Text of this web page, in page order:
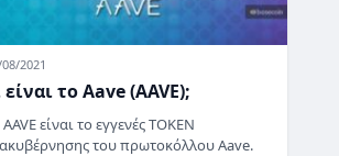
2021
είναι το Aave (AAVE);
είναι το εγγενές TOKEN
του πρωτοκόλλου Aave.